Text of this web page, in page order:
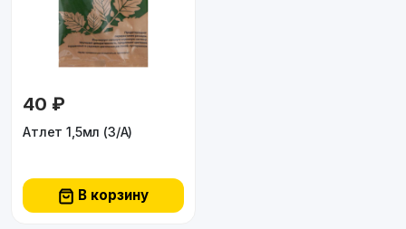
40 ₽
Атлет 1,5мл (З/А)
В корзину